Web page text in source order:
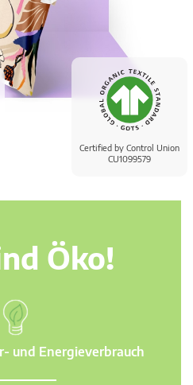
Certified by Control Union
CU1099579
Öko!
und Energieverbrauch